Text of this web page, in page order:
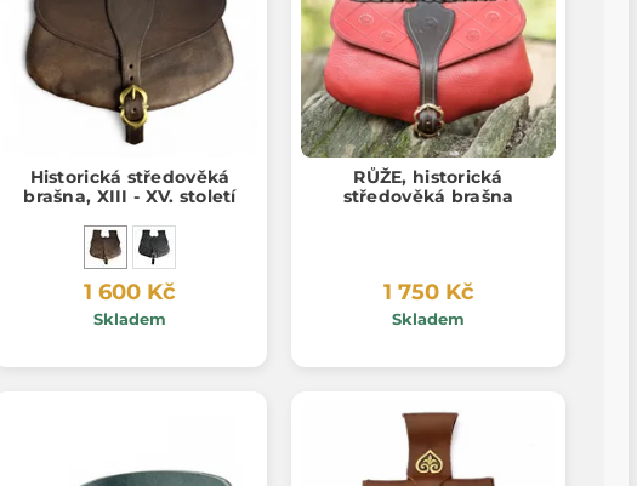
Historická středověká
brašna, XIII - XV. století
1 600 Kč
Skladem
RŮŽE, historická
středověká brašna
1 750 Kč
Skladem